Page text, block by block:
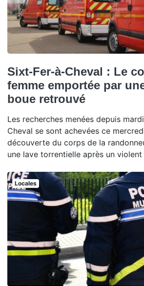
Sixt-Fer-à-Cheval : Le
femme emportée par
boue retrouvé
Les recherches menées depuis
Cheval se sont achevées ce
découverte du corps de la
une lave torrentielle après un violent
Locales